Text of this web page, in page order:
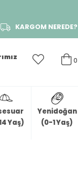
KARGOM NEREDE?
0
Yaş)
Yenidoğan
(0-1 Yaş)